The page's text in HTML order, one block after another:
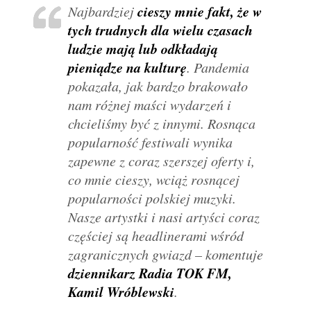
Najbardziejcieszy mnie fakt, że w
tych trudnych dla wielu czasach
ludzie mają lub odkładają
pieniądze na kulturę. Pandemia
pokazała, jak bardzo brakowało
nam różnej maści wydarzeń i
chcieliśmy być z innymi. Rosnąca
popularność festiwali wynika
zapewne z coraz szerszej oferty i,
co mnie cieszy, wciąż rosnącej
popularności polskiej muzyki.
Nasze artystki i nasi artyści coraz
częściej są headlinerami wśród
zagranicznych gwiazd– komentuje
dziennikarz Radia TOK FM,
Kamil Wróblewski.